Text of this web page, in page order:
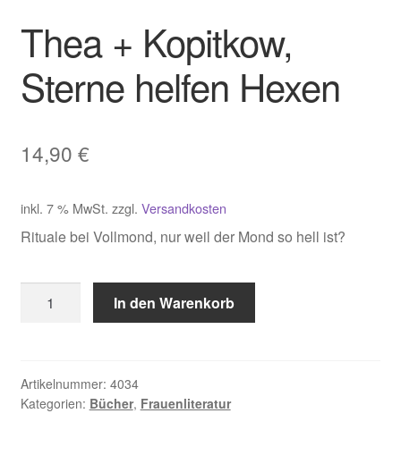
Thea + Kopitkow,
Sterne helfen Hexen
14,90 €
inkl. 7 % MwSt. zzgl. Versandkosten
Rituale bei Vollmond, nur weil der Mond so hell ist?
helfen
Hexen
In den Warenkorb
Artikelnummer: 4034
Kategorien: Bücher, Frauenliteratur